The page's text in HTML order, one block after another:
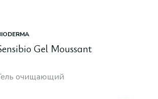
Gel Moussant
очищающий